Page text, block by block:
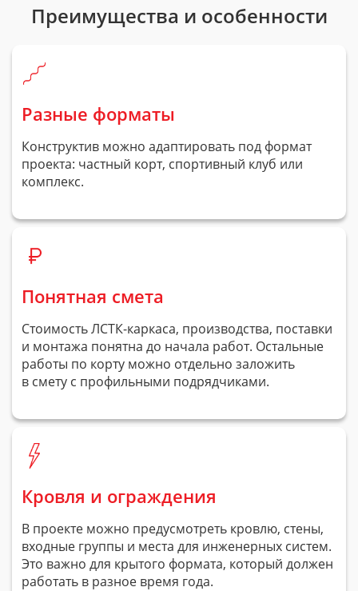
Преимущества и особенности
Разные форматы
Конструктив можно адаптировать под формат
проекта: частный корт, спортивный клуб или
комплекс.
Понятная смета
СтоимостьЛСТК-каркаса, производства, поставки
и монтажа понятна до начала работ. Остальные
работы по корту можно отдельно заложить
в смету с профильными подрядчиками.
Кровля и ограждения
В проекте можно предусмотреть кровлю, стены,
входные группы и места для инженерных систем.
Это важно для крытого формата, который должен
работать в разное время года.